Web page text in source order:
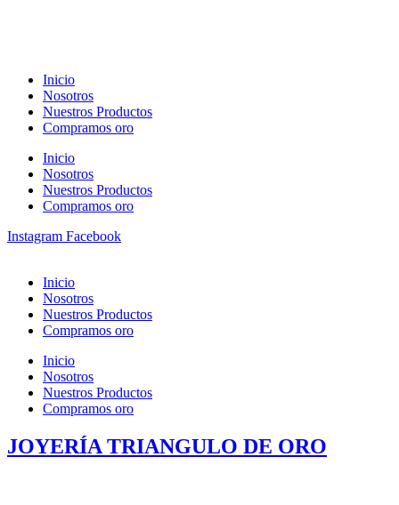
Inicio
Nosotros
Nuestros Productos
Compramos oro
Inicio
Nosotros
Nuestros Productos
Compramos oro
Instagram Facebook
Inicio
Nosotros
Nuestros Productos
Compramos oro
Inicio
Nosotros
Nuestros Productos
Compramos oro
JOYERÍA TRIANGULO DE ORO